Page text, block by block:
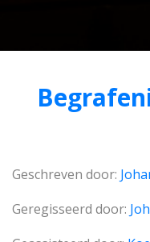
Geschreven door:
Geregisseerd door: